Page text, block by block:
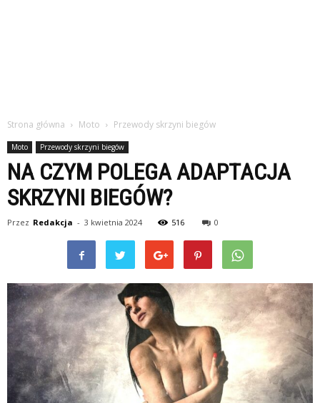
Strona główna Moto Przewody skrzyni biegów
Moto Przewody skrzyni biegów
NA CZYM POLEGA ADAPTACJA
SKRZYNI BIEGÓW?
Przez Redakcja - 3 kwietnia 2024 516 0